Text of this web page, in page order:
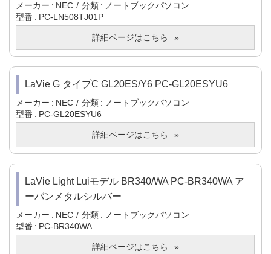
メーカー NEC 分類
ノートブックパソコン
型番
PC-LN508TJ01P
詳細ページはこちら
LaVie G タイプC GL20ES/Y6 PC-GL20ESYU6
メーカー NEC 分類
ノートブックパソコン
型番
PC-GL20ESYU6
詳細ページはこちら
LaVie Light Luiモデル BR340/WA PC-BR340WA ア
ーバンメタルシルバー
メーカー NEC 分類
ノートブックパソコン
型番
PC-BR340WA
詳細ページはこちら